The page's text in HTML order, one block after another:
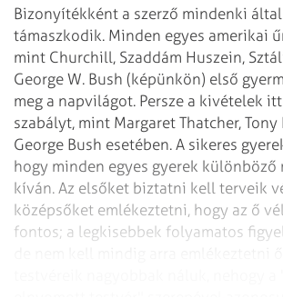
Bizonyítékként a szerző mindenki
támaszkodik. Minden egyes amerikai
mint Churchill, Szaddám Huszein,
George W. Bush (képünkön) első
meg a napvilágot. Persze a kivételek
szabályt, mint Margaret Thatcher, Tony
George Bush esetében. A sikeres
hogy minden egyes gyerek különböző
kíván. Az elsőket biztatni kell terveik
középsőket emlékeztetni, hogy az ő
fontos; a legkisebbek folyamatos